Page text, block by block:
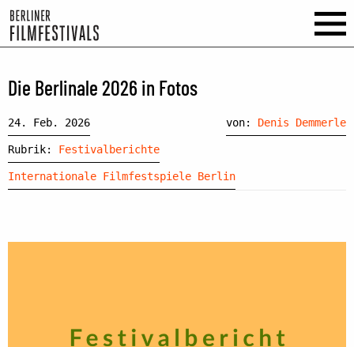
Die Berlinale 2026 in Fotos
24. Feb. 2026 von: Denis Demmerle
Rubrik: Festivalberichte
Internationale Filmfestspiele Berlin